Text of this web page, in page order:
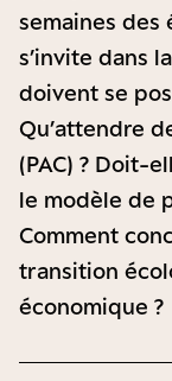
semaines des
s’invite dans
doivent se
Qu’attendre
(PAC) ? Doit-
le modèle de
Comment
transition
économique ?